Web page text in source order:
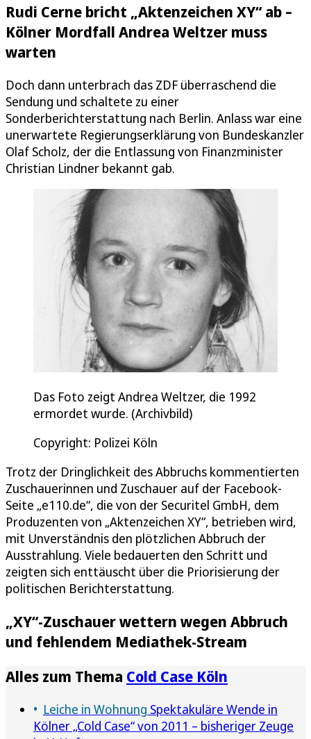
Rudi Cerne bricht „Aktenzeichen XY“ ab –
Kölner Mordfall Andrea Weltzer muss
warten
Doch dann unterbrach das ZDF überraschend die
Sendung und schaltete zu einer
Sonderberichterstattung nach Berlin. Anlass war eine
unerwartete Regierungserklärung von Bundeskanzler
Olaf Scholz, der die Entlassung von Finanzminister
Christian Lindner bekannt gab.
Das Foto zeigt Andrea Weltzer, die 1992
ermordet wurde. (Archivbild)
Copyright: Polizei Köln
Trotz der Dringlichkeit des Abbruchs kommentierten
Zuschauerinnen und Zuschauer auf der Facebook-
Seite „e110.de“, die von der Securitel GmbH, dem
Produzenten von „Aktenzeichen XY“, betrieben wird,
mit Unverständnis den plötzlichen Abbruch der
Ausstrahlung. Viele bedauerten den Schritt und
zeigten sich enttäuscht über die Priorisierung der
politischen Berichterstattung.
„XY“-Zuschauer wettern wegen Abbruch
und fehlendem Mediathek-Stream
Alles zum Thema Cold Case Köln
Leiche in Wohnung Spektakuläre Wende in
Kölner „Cold Case“ von 2011 – bisheriger Zeuge